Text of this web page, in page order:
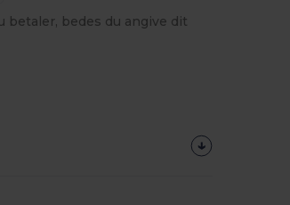
betaler, bedes du angive dit